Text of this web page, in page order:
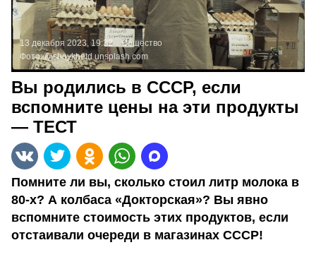
13 декабря 2023, 19:32
Общество
Фото:@shoykhetd unsplash.com
Вы родились в СССР, если
вспомните цены на эти продукты
— ТЕСТ
Помните ли вы, сколько стоил литр молока в
80-х? А колбаса «Докторская»? Вы явно
вспомните стоимость этих продуктов, если
отстаивали очереди в магазинах СССР!